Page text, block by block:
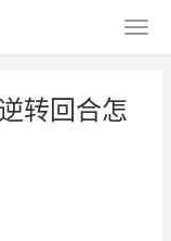
转回合怎